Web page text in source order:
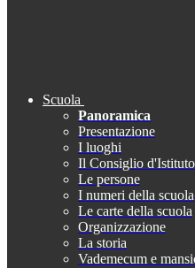
Scuola
Panoramica
Presentazione
I luoghi
Il Consiglio d'Istituto
Le persone
I numeri della scuola
Le carte della scuola
Organizzazione
La storia
Vademecum e